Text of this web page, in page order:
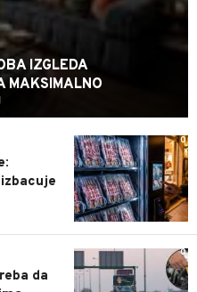
IZGLEDA
MAKSIMALNO
0
0
da